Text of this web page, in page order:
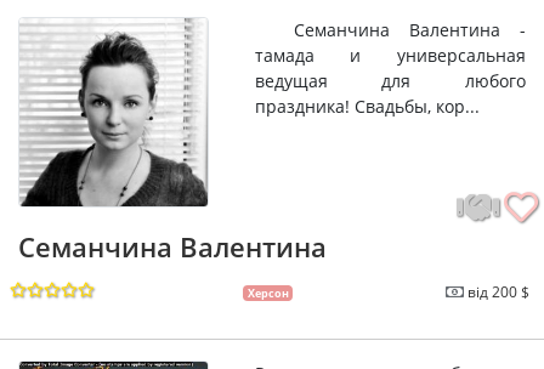
Семанчина Валентина -
тамада и универсальная
ведущая для любого
праздника! Свадьбы, кор...
Семанчина Валентина
Херсон від 200 $